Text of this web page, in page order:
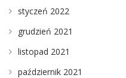
styczeń 2022
grudzień 2021
listopad 2021
październik 2021